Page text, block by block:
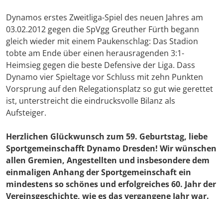
Dynamos erstes Zweitliga-Spiel des neuen Jahres am
03.02.2012 gegen die SpVgg Greuther Fürth begann
gleich wieder mit einem Paukenschlag: Das Stadion
tobte am Ende über einen herausragenden 3:1-
Heimsieg gegen die beste Defensive der Liga. Dass
Dynamo vier Spieltage vor Schluss mit zehn Punkten
Vorsprung auf den Relegationsplatz so gut wie gerettet
ist, unterstreicht die eindrucksvolle Bilanz als
Aufsteiger.
Herzlichen Glückwunsch zum 59. Geburtstag, liebe
Sportgemeinschafft Dynamo Dresden! Wir wünschen
allen Gremien, Angestellten und insbesondere dem
einmaligen Anhang der Sportgemeinschaft ein
mindestens so schönes und erfolgreiches 60. Jahr der
Vereinsgeschichte, wie es das vergangene Jahr war.